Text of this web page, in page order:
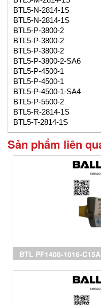
BTL5-N-2814-1S
BTL5-N-2814-1S
BTL5-P-3800-2
BTL5-P-3800-2
BTL5-P-3800-2
BTL5-P-3800-2-SA6
BTL5-P-4500-1
BTL5-P-4500-1
BTL5-P-4500-1-SA4
BTL5-P-5500-2
BTL5-R-2814-1S
BTL5-T-2814-1S
Sản phẩm liên
BTL PF1400-1016-